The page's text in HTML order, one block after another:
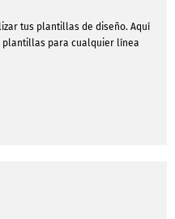
tus plantillas de diseño. Aquí
para cualquier línea